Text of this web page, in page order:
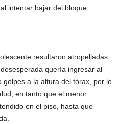
intentar bajar del bloque.
resultaron atropelladas
quería ingresar al
a la altura del tórax, por lo
en tanto que el menor
en el piso, hasta que